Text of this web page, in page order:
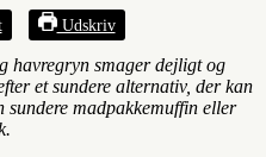
Udskriv
havregryn smager dejligt og
et sundere alternativ, der kan
sundere madpakkemuffin eller